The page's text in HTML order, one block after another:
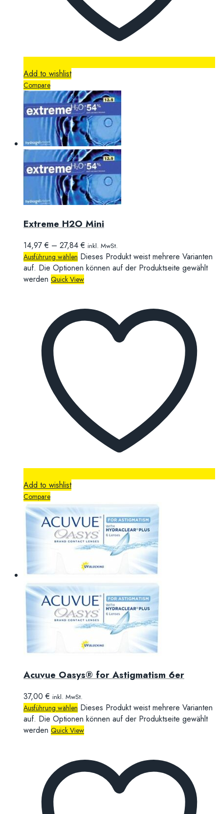
Add to wishlist
Compare
Extreme H2O Mini
14,97€ – 27,84€ inkl. MwSt.
Ausführung wählen Dieses Produkt weist mehrere Varianten
auf. Die Optionen können auf der Produktseite gewählt
werden Quick View
Add to wishlist
Compare
Acuvue Oasys® for Astigmatism 6er
37,00€ inkl. MwSt.
Ausführung wählen Dieses Produkt weist mehrere Varianten
auf. Die Optionen können auf der Produktseite gewählt
werden Quick View